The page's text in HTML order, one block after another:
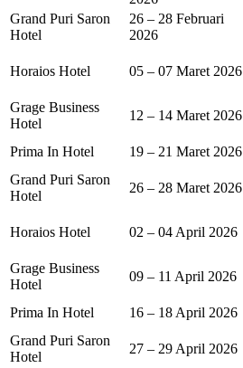
Grand Puri Saron
Hotel
26 – 28 Februari
2026
Horaios Hotel 05 – 07 Maret 2026
Grage Business
Hotel
12 – 14 Maret 2026
Prima In Hotel
19 – 21 Maret 2026
Grand Puri Saron
Hotel
26 – 28 Maret 2026
Horaios Hotel 02 – 04 April 2026
Grage Business
Hotel
09 – 11 April 2026
Prima In Hotel
16 – 18 April 2026
Grand Puri Saron
Hotel
27 – 29 April 2026